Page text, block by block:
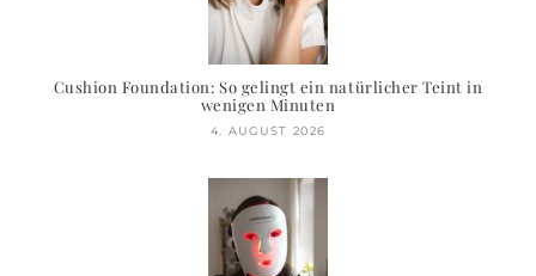
Cushion Foundation: So gelingt ein natürlicher Teint in
wenigen Minuten
4. AUGUST 2026